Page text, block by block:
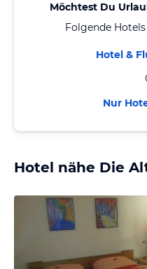
Möchtest Du
Folgende
Hotel &
Nur
Hotel nähe Die